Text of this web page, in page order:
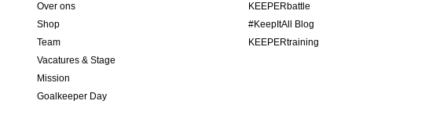
Over ons
Shop
Team
Vacatures & Stage
Mission
Goalkeeper Day
KEEPERbattle
#KeepItAll Blog
KEEPERtraining